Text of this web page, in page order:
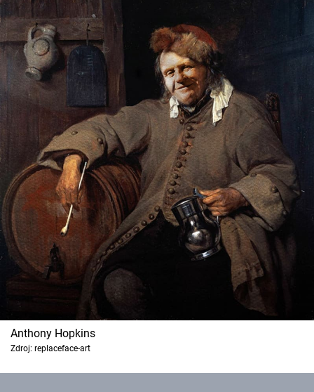
Anthony Hopkins
Zdroj: replaceface-art